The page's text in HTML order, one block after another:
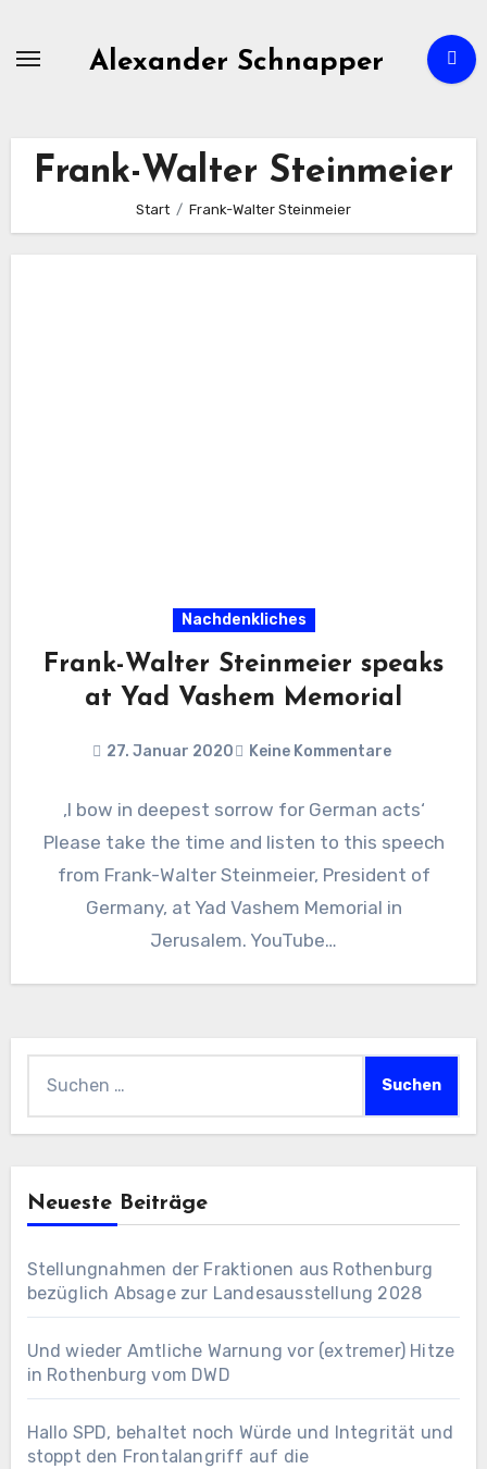
Alexander Schnapper
Frank-Walter Steinmeier
Start Frank-Walter Steinmeier
Nachdenkliches
Frank-Walter Steinmeier speaks
at Yad Vashem Memorial
27. Januar 2020 Keine Kommentare
‚I bow in deepest sorrow for German acts‘
Please take the time and listen to this speech
from Frank-Walter Steinmeier, President of
Germany, at Yad Vashem Memorial in
Jerusalem. YouTube…
Neueste Beiträge
Stellungnahmen der Fraktionen aus Rothenburg
bezüglich Absage zur Landesausstellung 2028
Und wieder Amtliche Warnung vor (extremer) Hitze
in Rothenburg vom DWD
Hallo SPD, behaltet noch Würde und Integrität und
stoppt den Frontalangriff auf die